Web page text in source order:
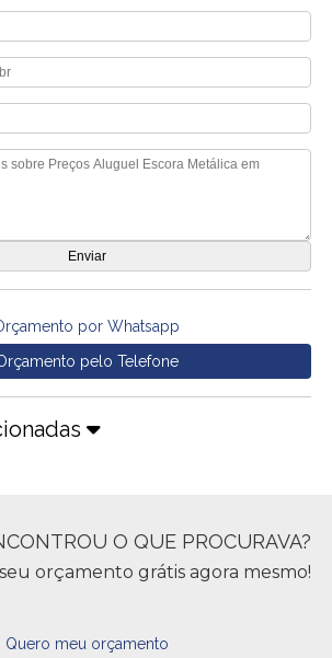
por Whatsapp
pelo Telefone
O QUE PROCURAVA?
orçamento grátis agora mesmo!
Quero meu orçamento